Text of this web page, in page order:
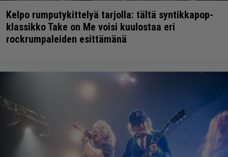
Kelpo rumputykittelyä tarjolla: tältä syntikkapop-
klassikko Take on Me voisi kuulostaa eri
rockrumpaleiden esittämänä